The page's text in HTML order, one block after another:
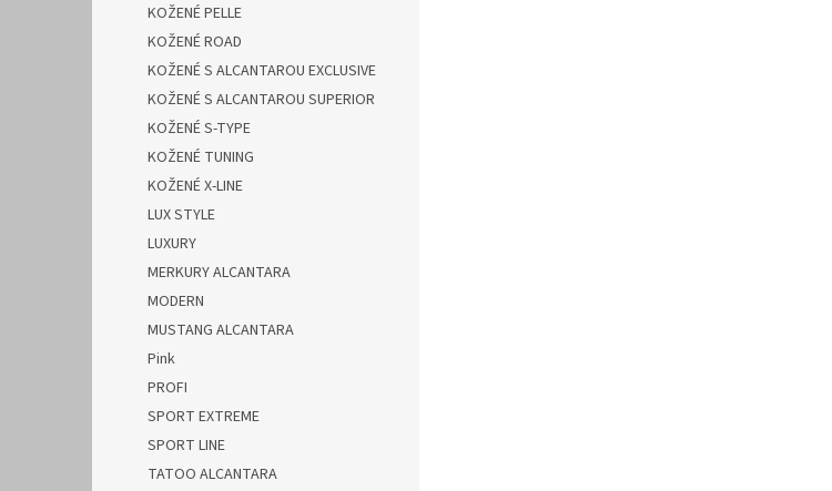
KOŽENÉ PELLE
KOŽENÉ ROAD
KOŽENÉ S ALCANTAROU EXCLUSIVE
KOŽENÉ S ALCANTAROU SUPERIOR
KOŽENÉ S-TYPE
KOŽENÉ TUNING
KOŽENÉ X-LINE
LUX STYLE
LUXURY
MERKURY ALCANTARA
MODERN
MUSTANG ALCANTARA
Pink
PROFI
SPORT EXTREME
SPORT LINE
TATOO ALCANTARA